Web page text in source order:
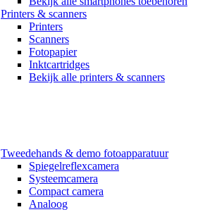
Printers & scanners
Printers
Scanners
Fotopapier
Inktcartridges
Bekijk alle printers & scanners
Tweedehands & demo fotoapparatuur
Spiegelreflexcamera
Systeemcamera
Compact camera
Analoog